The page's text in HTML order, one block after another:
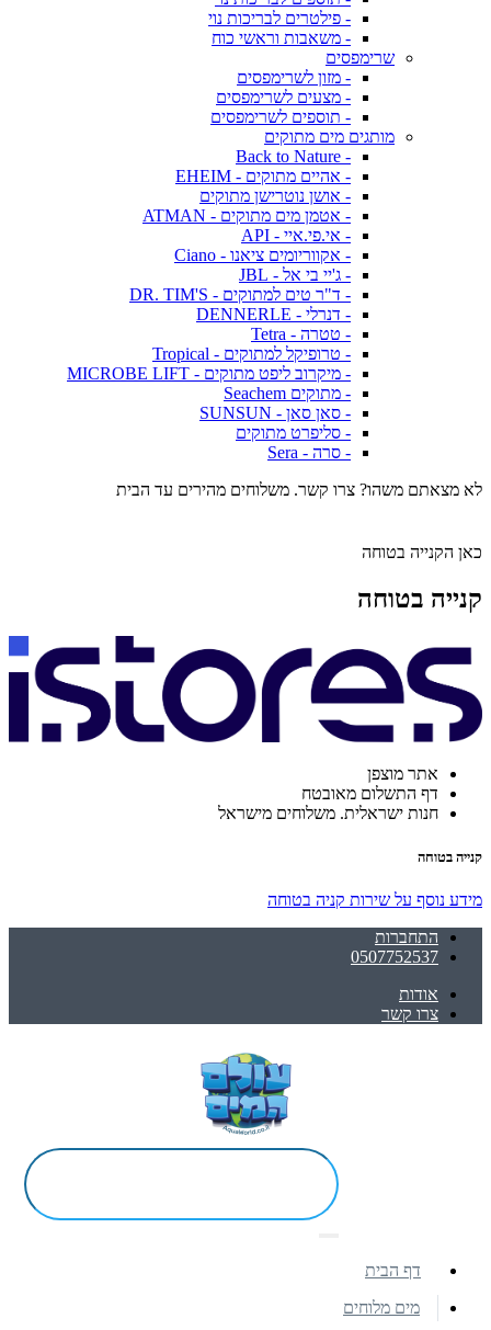
- פילטרים לבריכות נוי
- משאבות וראשי כוח
שרימפסים
- מזון לשרימפסים
- מצעים לשרימפסים
- תוספים לשרימפסים
מותגים מים מתוקים
- Back to Nature
- אהיים מתוקים - EHEIM
- אושן נוטרישן מתוקים
- אטמן מים מתוקים - ATMAN
- אי.פי.איי - API
- אקווריומים ציאנו - Ciano
- ג'יי בי אל - JBL
- ד"ר טים למתוקים - DR. TIM'S
- דנרלי - DENNERLE
- טטרה - Tetra
- טרופיקל למתוקים - Tropical
- מיקרוב ליפט מתוקים - MICROBE LIFT
- מתוקים Seachem
- סאן סאן - SUNSUN
- סליפרט מתוקים
- סרה - Sera
לא מצאתם משהו? צרו קשר. משלוחים מהירים עד הבית
כאן הקנייה בטוחה
קנייה בטוחה
אתר מוצפן
דף התשלום מאובטח
חנות ישראלית. משלוחים מישראל
קנייה בטוחה
מידע נוסף על שירות קניה בטוחה
התחברות
0507752537
אודות
צרו קשר
דף הבית
מים מלוחים